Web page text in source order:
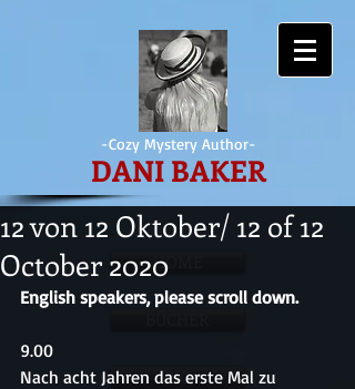
-Cozy Mystery Author-
DANI BAKER
HOME
BIO
12 von 12 Oktober/ 12 of 12
October 2020
English speakers, please scroll down.
9.00
Nach acht Jahren das erste Mal zu